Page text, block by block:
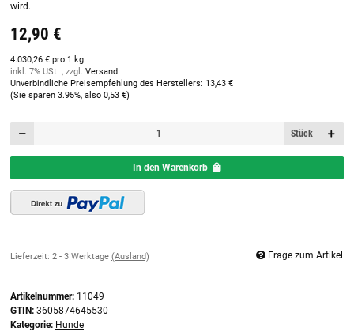
wird.
12,90 €
4.030,26 € pro 1 kg
inkl. 7% USt. , zzgl. Versand
Unverbindliche Preisempfehlung des Herstellers: 13,43 €
(Sie sparen 3.95%, also 0,53 €)
Stück
In den Warenkorb
Lieferzeit: 2 - 3 Werktage (Ausland) Frage zum Artikel
Artikelnummer: 11049
GTIN: 3605874645530
Kategorie: Hunde